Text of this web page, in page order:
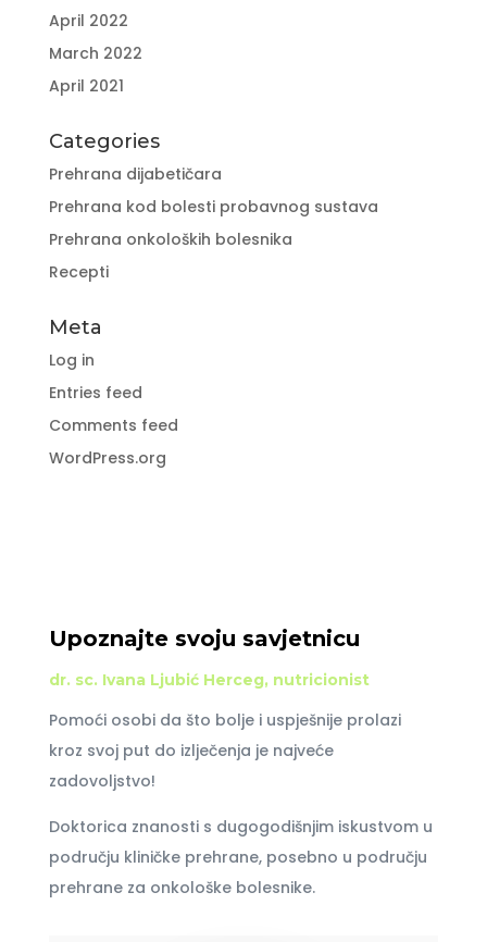
April 2022
March 2022
April 2021
Categories
Prehrana dijabetičara
Prehrana kod bolesti probavnog sustava
Prehrana onkoloških bolesnika
Recepti
Meta
Log in
Entries feed
Comments feed
WordPress.org
Upoznajte svoju savjetnicu
dr. sc. Ivana Ljubić Herceg, nutricionist
Pomoći osobi da što bolje i uspješnije prolazi
kroz svoj put do izlječenja je najveće
zadovoljstvo!
Doktorica znanosti s dugogodišnjim iskustvom u
području kliničke prehrane, posebno u području
prehrane za onkološke bolesnike.